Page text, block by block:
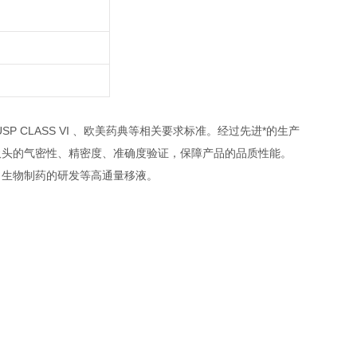
CLASS VI 、欧美药典等相关要求标准。经过先进*的生产
的气密性、精密度、准确度验证，保障产品的品质性能。
物制药的研发等高通量移液。